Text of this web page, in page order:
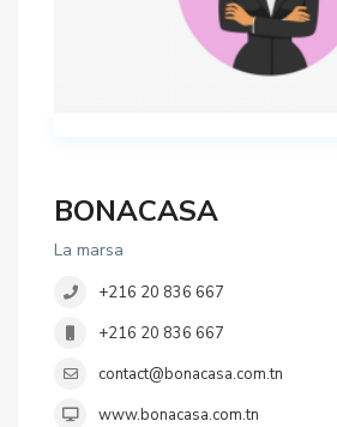
BONACASA
La marsa
+216 20 836 667
+216 20 836 667
contact@bonacasa.com.tn
www.bonacasa.com.tn